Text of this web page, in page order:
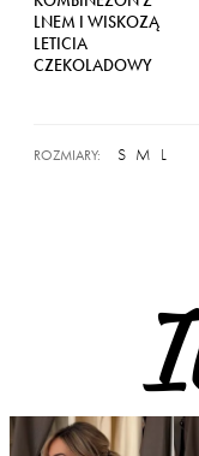
LNEM I WISKOZĄ
LETICIA
CZEKOLADOWY
ROZMIARY: S M L